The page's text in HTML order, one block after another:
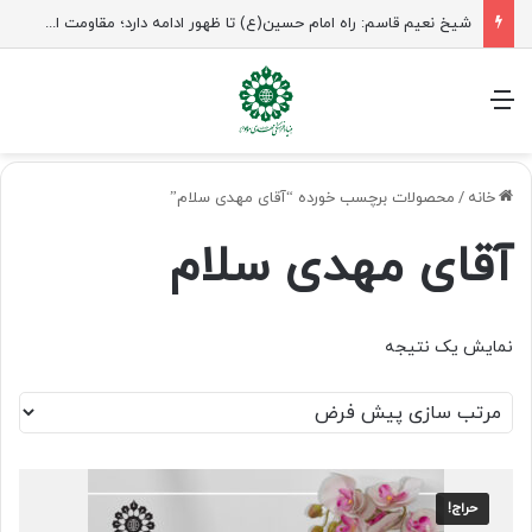
شیخ نعیم قاسم: راه امام حسین(ع) تا ظهور ادامه دارد؛ مقاومت از کربلا الهام می‌گیرد
منو
خانه / محصولات برچسب خورده “آقای مهدی سلام”
آقای مهدی سلام
نمایش یک نتیجه
حراج!